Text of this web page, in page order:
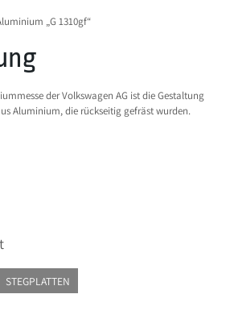
„G 1310gf“
der Volkswagen AG ist die Gestaltung
Aluminium, die rückseitig gefräst wurden.
STEGPLATTEN